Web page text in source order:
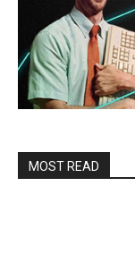
MOST READ